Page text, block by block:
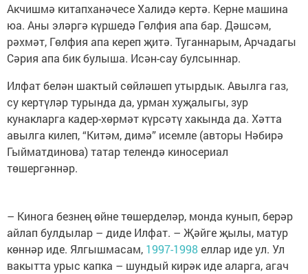
Акчишмә китапханәчесе Халидә кертә. Керне машина
юа. Аны эләргә күршедә Гөлфия апа бар. Дәшсәм,
рәхмәт, Гөлфия апа кереп җитә. Туганнарым, Арчадагы
Сәрия апа бик булыша. Исән-сау булсыннар.
Илфат белән шактый сөйләшеп утырдык. Авылга газ,
су кертүләр турында да, урман хуҗалыгы, зур
кунакларга кадер-хөрмәт күрсәтү хакында да. Хәтта
авылга килеп, “Китәм, димә” исемле (авторы Нәбирә
Гыйматдинова) татар телендә киносериал
төшергәннәр.
– Кинога безнең өйне төшерделәр, монда кунып, берәр
айлап булдылар – диде Илфат. – Җәйге җылы, матур
көннәр иде. Ялгышмасам, 1997-1998еллар иде ул. Ул
вакытта урыс капка – шундый кирәк иде аларга, агач